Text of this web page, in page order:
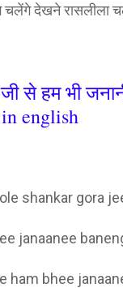
चलेंगे देखने रासलीला
से हम भी
english
shankar gora
janaanee
ham bhee